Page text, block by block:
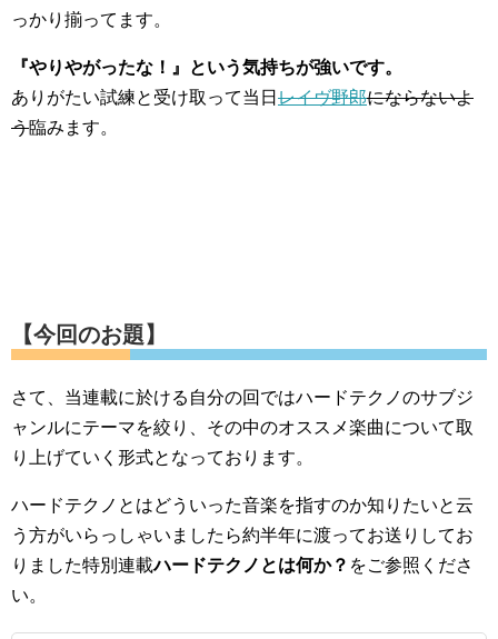
っかり揃ってます。
『やりやがったな！』という気持ちが強いです。
ありがたい試練と受け取って当日 レイヴ野郎にならないよ
う臨みます。
【今回のお題】
さて、当連載に於ける自分の回ではハードテクノのサブジ
ャンルにテーマを絞り、その中のオススメ楽曲について取
り上げていく形式となっております。
ハードテクノとはどういった音楽を指すのか知りたいと云
う方がいらっしゃいましたら約半年に渡ってお送りしてお
りました特別連載ハードテクノとは何か？ をご参照くださ
い。